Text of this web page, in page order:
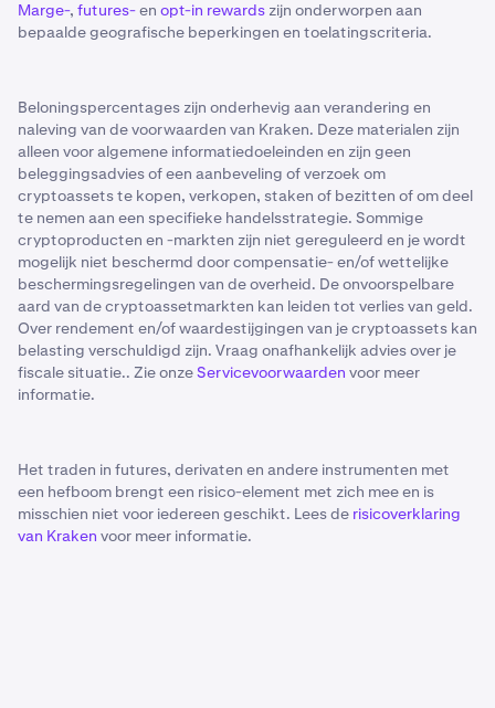
Marge-, futures-en opt-in rewards zijn onderworpen aan
bepaalde geografische beperkingen en toelatingscriteria.
Beloningspercentages zijn onderhevig aan verandering en
naleving van de voorwaarden van Kraken. Deze materialen zijn
alleen voor algemene informatiedoeleinden en zijn geen
beleggingsadvies of een aanbeveling of verzoek om
cryptoassets te kopen, verkopen, staken of bezitten of om deel
te nemen aan een specifieke handelsstrategie. Sommige
cryptoproducten en -markten zijn niet gereguleerd en je wordt
mogelijk niet beschermd door compensatie- en/of wettelijke
beschermingsregelingen van de overheid. De onvoorspelbare
aard van de cryptoassetmarkten kan leiden tot verlies van geld.
Over rendement en/of waardestijgingen van je cryptoassets kan
belasting verschuldigd zijn. Vraag onafhankelijk advies over je
fiscale situatie.. Zie onzeServicevoorwaarden voor meer
informatie.
Het traden in futures, derivaten en andere instrumenten met
een hefboom brengt een risico-element met zich mee en is
misschien niet voor iedereen geschikt. Lees de risicoverklaring
van Kraken voor meer informatie.